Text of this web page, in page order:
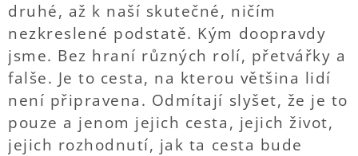
druhé, až k naší skutečné, ničím
nezkreslené podstatě. Kým doopravdy
jsme. Bez hraní různých rolí, přetvářky a
falše. Je to cesta, na kterou většina lidí
není připravena. Odmítají slyšet, že je to
pouze a jenom jejich cesta, jejich život,
jejich rozhodnutí, jak ta cesta bude